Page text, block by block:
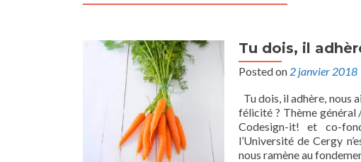
Tu dois, il
Posted on 2 janvier 2018
Tu dois, il adhère, nous
félicité ? Thème
Codesign-it! et co-
l’Université de Cergy
nous ramène au